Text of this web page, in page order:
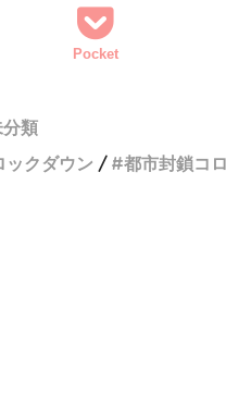
Pocket
分類
ックダウン 都市封鎖コ